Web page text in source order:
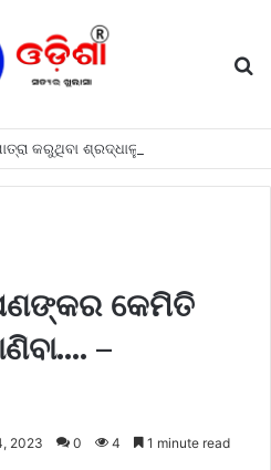
କେମିତି
–
2023 0 4 1 minute read